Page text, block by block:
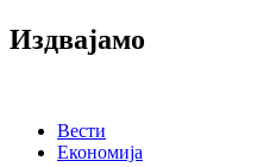
Издвајамо
Вести
Економија